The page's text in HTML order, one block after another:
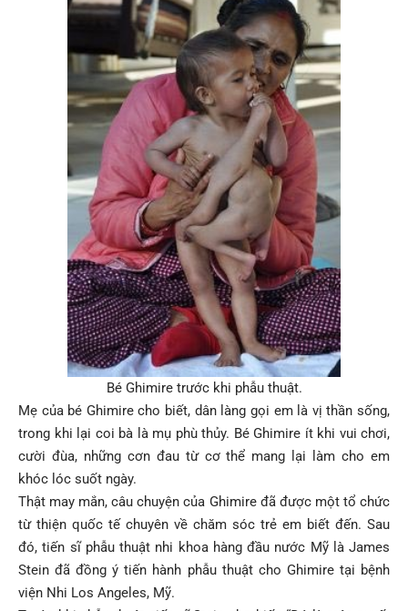
Bé Ghimire trước khi phẫu thuật.
Mẹ của bé Ghimire cho biết, dân làng gọi em là vị thần sống,
trong khi lại coi bà là mụ phù thủy. Bé Ghimire ít khi vui chơi,
cười đùa, những cơn đau từ cơ thể mang lại làm cho em
khóc lóc suốt ngày.
Thật may mắn, câu chuyện của Ghimire đã được một tổ chức
từ thiện quốc tế chuyên về chăm sóc trẻ em biết đến. Sau
đó, tiến sĩ phẫu thuật nhi khoa hàng đầu nước Mỹ là James
Stein đã đồng ý tiến hành phẫu thuật cho Ghimire tại bệnh
viện Nhi Los Angeles, Mỹ.